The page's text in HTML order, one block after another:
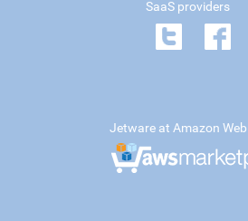
SaaS providers
Jetware at Amazon